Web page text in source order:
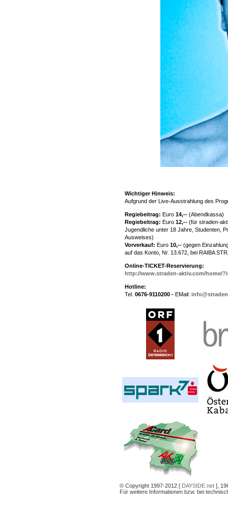
Wichtiger Hinweis:
Aufgrund der Live-Ausstrahlung des
Regiebeitrag: Euro 14,-- (Abendkassa)
Regiebeitrag: Euro 12,-- (für straden-
Jugendliche unter 18 Jahre, Studenten,
Ausweises)
Vorverkauf: Euro 10,-- (gegen
auf das Konto, Nr. 13.672, bei RAIBA
Online-TICKET-Reservierung:
http://www.straden-aktiv.com/home/
Hotline:
Tel. 0676-9110200 - EMail:
© Copyright 1997-2012 [ DAYSIDE.net ],
Für weitere Informationen bzw. bei